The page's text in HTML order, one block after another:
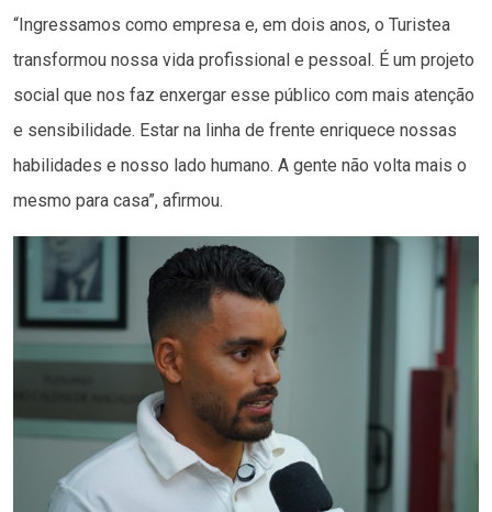
“Ingressamos como empresa e, em dois anos, o Turistea
transformou nossa vida profissional e pessoal. É um projeto
social que nos faz enxergar esse público com mais atenção
e sensibilidade. Estar na linha de frente enriquece nossas
habilidades e nosso lado humano. A gente não volta mais o
mesmo para casa”, afirmou.